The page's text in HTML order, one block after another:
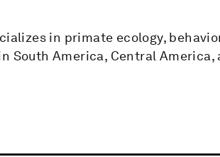
in primate ecology,
South America, Central America,